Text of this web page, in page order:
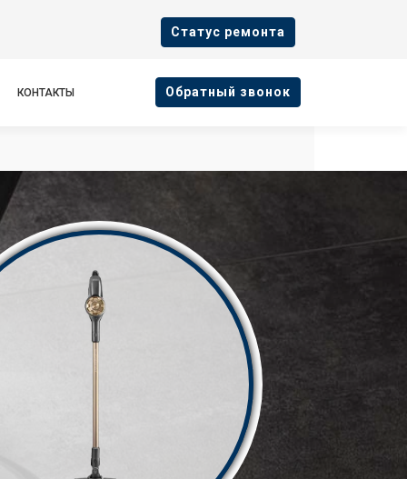
Cтатус ремонта
КОНТАКТЫ Oбратный звонок